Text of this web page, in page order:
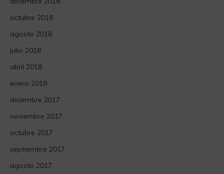
octubre 2018
agosto 2018
julio 2018
abril 2018
enero 2018
diciembre 2017
noviembre 2017
octubre 2017
septiembre 2017
agosto 2017